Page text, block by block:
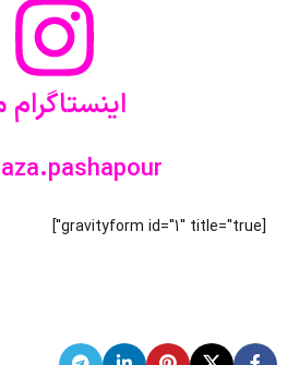
اینستاگرام
[gravityform id="1" title="true"]